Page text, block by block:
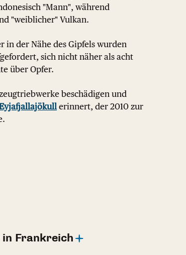
"Mann", während
"weiblicher" Vulkan.
in der Nähe des Gipfels wurden
sich nicht näher als acht
über Opfer.
beschädigen und
erinnert, der 2010 zur
Frankreich